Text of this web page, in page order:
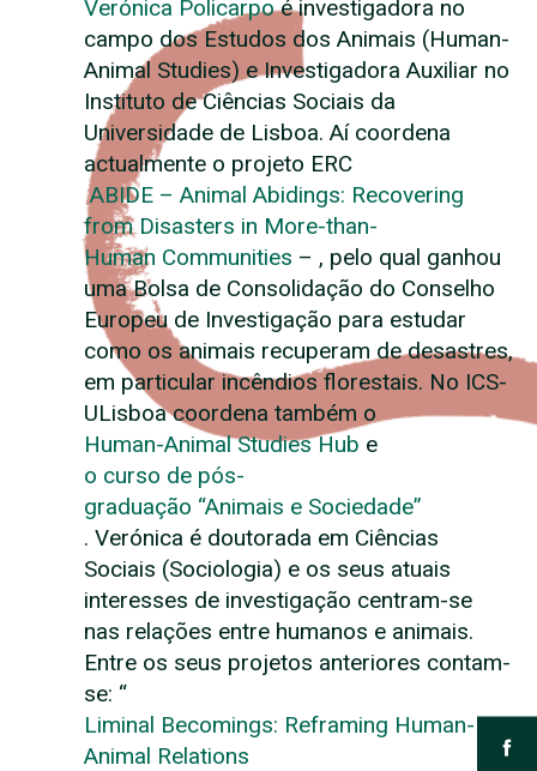
Verónica Policarpo é investigadora no
campo dos Estudos dos Animais (Human-
Animal Studies) e Investigadora Auxiliar no
Instituto de Ciências Sociais da
Universidade de Lisboa. Aí coordena
actualmente o projeto ERC
ABIDE – Animal Abidings: Recovering
from Disasters in More-than-
Human Communities – , pelo qual ganhou
uma Bolsa de Consolidação do Conselho
Europeu de Investigação para estudar
como os animais recuperam de desastres,
em particular incêndios florestais. No ICS-
ULisboa coordena também o
Human-Animal Studies Hub e
o curso de pós-
graduação “Animais e Sociedade”
. Verónica é doutorada em Ciências
Sociais (Sociologia) e os seus atuais
interesses de investigação centram-se
nas relações entre humanos e animais.
Entre os seus projetos anteriores contam-
se: “
Liminal Becomings: Reframing Human-
Animal Relations